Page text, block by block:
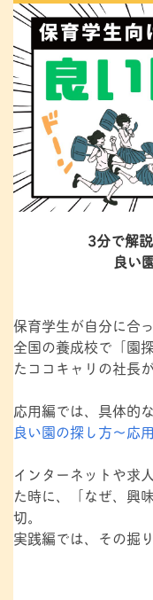
3分で解
良い
保育学生が自分に合
全国の養成校で「園
たココキャリの社長
応用編では、具体的
良い園の探し方～応
インターネットや求
た時に、「なぜ、興
切。
実践編では、その掘